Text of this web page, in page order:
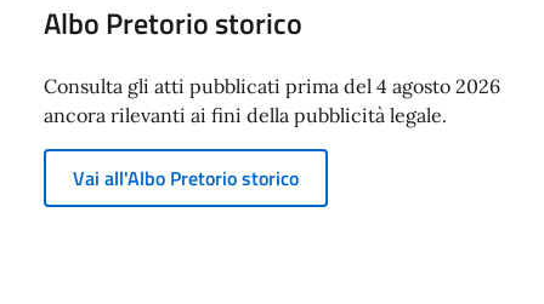
Albo Pretorio storico
Consulta gli atti pubblicati prima del 4 agosto 2026
ancora rilevanti ai fini della pubblicità legale.
Vai all'Albo Pretorio storico